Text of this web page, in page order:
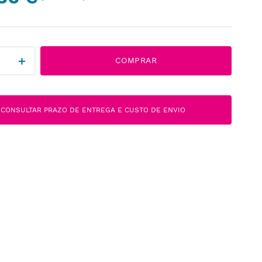
＋ COMPRAR
CONSULTAR PRAZO DE ENTREGA E CUSTO DE ENVIO